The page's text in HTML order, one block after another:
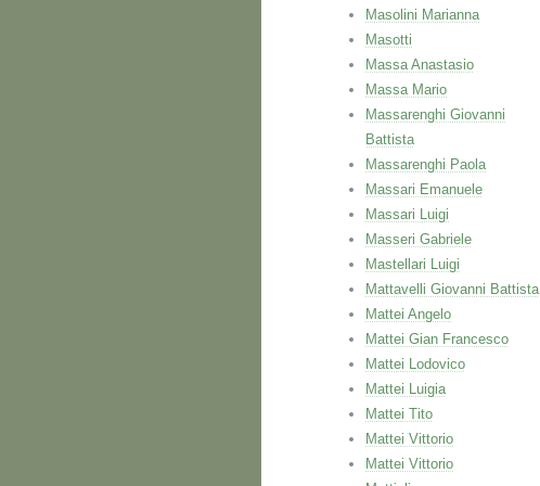
Masolini Marianna
Masotti
Massa Anastasio
Massa Mario
Massarenghi Giovanni
Battista
Massarenghi Paola
Massari Emanuele
Massari Luigi
Masseri Gabriele
Mastellari Luigi
Mattavelli Giovanni Battista
Mattei Angelo
Mattei Gian Francesco
Mattei Lodovico
Mattei Luigia
Mattei Tito
Mattei Vittorio
Mattei Vittorio